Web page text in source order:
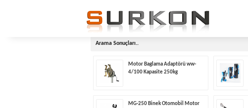
Arama Sonuçları..
Motor Baglama Adaptörü ww-
4/100 Kapasite 250kg
MG-250 Binek Otomobil Motor